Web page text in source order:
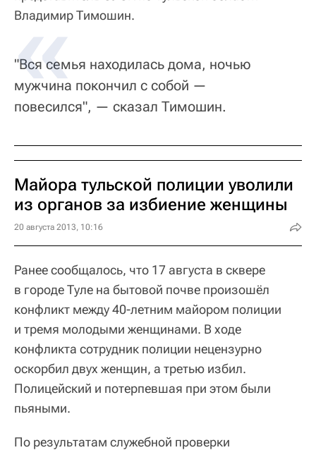
Владимир Тимошин.
"Вся семья находилась дома, ночью
мужчина покончил с собой —
повесился", — сказал Тимошин.
Майора тульской полиции уволили
из органов за избиение женщины
20 августа 2013, 10:16
Ранее сообщалось, что 17 августа в сквере
в городе Туле на бытовой почве произошёл
конфликт между 40-летним майором полиции
и тремя молодыми женщинами. В ходе
конфликта сотрудник полиции нецензурно
оскорбил двух женщин, а третью избил.
Полицейский и потерпевшая при этом были
пьяными.
По результатам служебной проверки